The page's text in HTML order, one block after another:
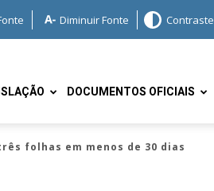
Diminuir Fonte Contraste
DOCUMENTOS OFICIAIS
folhas em menos de 30 dias